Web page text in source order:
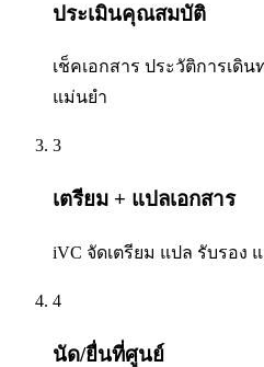
ประเมินคุณสมบัติ
เช็คเอกสาร ประวัติการเดิ
แม่นยำ
3
เตรียม + แปลเอกสาร
iVC จัดเตรียม แปล รับรอง
4
นัด/ยื่นที่ศูนย์